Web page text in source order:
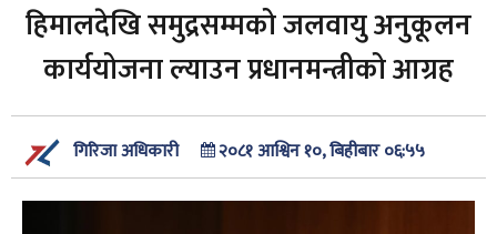
हिमालदेखि समुद्रसम्मको जलवायु अनुकूलन
कार्ययोजना ल्याउन प्रधानमन्त्रीको आग्रह
गिरिजा अधिकारी २०८१ आश्विन १०, बिहीबार ०६:५५